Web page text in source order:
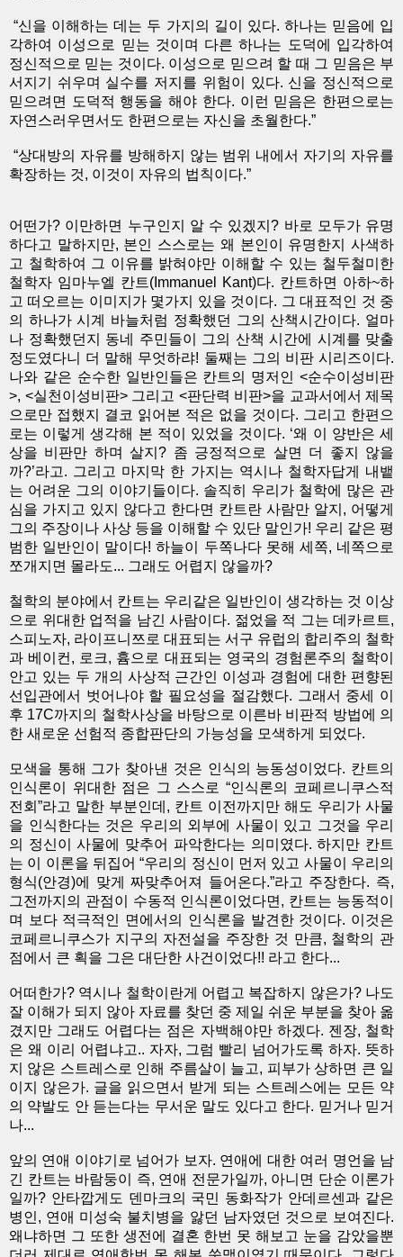
“신을 이해하는 데는 두 가지의 길이 있다. 하나는 믿음에 입
각하여 이성으로 믿는 것이며 다른 하나는 도덕에 입각하여
정신적으로 믿는 것이다. 이성으로 믿으려 할 때 그 믿음은 부
서지기 쉬우며 실수를 저지를 위험이 있다. 신을 정신적으로
믿으려면 도덕적 행동을 해야 한다. 이런 믿음은 한편으로는
자연스러우면서도 한편으로는 자신을 초월한다.”
“상대방의 자유를 방해하지 않는 범위 내에서 자기의 자유를
확장하는 것, 이것이 자유의 법칙이다.”
어떤가? 이만하면 누구인지 알 수 있겠지? 바로 모두가 유명
하다고 말하지만, 본인 스스로는 왜 본인이 유명한지 사색하
고 철학하여 그 이유를 밝혀야만 이해할 수 있는 철두철미한
철학자 임마누엘 칸트(Immanuel Kant)다. 칸트하면 아하~하
고 떠오르는 이미지가 몇가지 있을 것이다. 그 대표적인 것 중
의 하나가 시계 바늘처럼 정확했던 그의 산책시간이다. 얼마
나 정확했던지 동네 주민들이 그의 산책 시간에 시계를 맞출
정도였다니 더 말해 무엇하랴! 둘째는 그의 비판 시리즈이다.
나와 같은 순수한 일반인들은 칸트의 명저인 <순수이성비판
>, <실천이성비판> 그리고 <판단력 비판>을 교과서에서 제목
으로만 접했지 결코 읽어본 적은 없을 것이다. 그리고 한편으
로는 이렇게 생각해 본 적이 있었을 것이다. ‘왜 이 양반은 세
상을 비판만 하며 살지? 좀 긍정적으로 살면 더 좋지 않을
까?’라고. 그리고 마지막 한 가지는 역시나 철학자답게 내뱉
는 어려운 그의 이야기들이다. 솔직히 우리가 철학에 많은 관
심을 가지고 있지 않다고 한다면 칸트란 사람만 알지, 어떻게
그의 주장이나 사상 등을 이해할 수 있단 말인가! 우리 같은 평
범한 일반인이 말이다! 하늘이 두쪽나다 못해 세쪽, 네쪽으로
쪼개지면 몰라도... 그래도 어렵지 않을까?
철학의 분야에서 칸트는 우리같은 일반인이 생각하는 것 이상
으로 위대한 업적을 남긴 사람이다. 젊었을 적 그는 데카르트,
스피노자, 라이프니쯔로 대표되는 서구 유럽의 합리주의 철학
과 베이컨, 로크, 흄으로 대표되는 영국의 경험론주의 철학이
안고 있는 두 개의 사상적 근간인 이성과 경험에 대한 편향된
선입관에서 벗어나야 할 필요성을 절감했다. 그래서 중세 이
후 17C까지의 철학사상을 바탕으로 이른바 비판적 방법에 의
한 새로운 선험적 종합판단의 가능성을 모색하게 되었다.
모색을 통해 그가 찾아낸 것은 인식의 능동성이었다. 칸트의
인식론이 위대한 점은 그 스스로 “인식론의 코페르니쿠스적
전회”라고 말한 부분인데, 칸트 이전까지만 해도 우리가 사물
을 인식한다는 것은 우리의 외부에 사물이 있고 그것을 우리
의 정신이 사물에 맞추어 파악한다는 의미였다. 하지만 칸트
는 이 이론을 뒤집어 “우리의 정신이 먼저 있고 사물이 우리의
형식(안경)에 맞게 짜맞추어져 들어온다.”라고 주장한다. 즉,
그전까지의 관점이 수동적 인식론이었다면, 칸트는 능동적이
며 보다 적극적인 면에서의 인식론을 발견한 것이다. 이것은
코페르니쿠스가 지구의 자전설을 주장한 것 만큼, 철학의 관
점에서 큰 획을 그은 대단한 사건이었다!! 라고 한다...
어떠한가? 역시나 철학이란게 어렵고 복잡하지 않은가? 나도
잘 이해가 되지 않아 자료를 찾던 중 제일 쉬운 부분을 찾아 옮
겼지만 그래도 어렵다는 점은 자백해야만 하겠다. 젠장, 철학
은 왜 이리 어렵냐고.. 자자, 그럼 빨리 넘어가도록 하자. 뜻하
지 않은 스트레스로 인해 주름살이 늘고, 피부가 상하면 큰 일
이지 않은가. 글을 읽으면서 받게 되는 스트레스에는 모든 약
의 약발도 안 듣는다는 무서운 말도 있다고 한다. 믿거나 믿거
나...
앞의 연애 이야기로 넘어가 보자. 연애에 대한 여러 명언을 남
긴 칸트는 바람둥이 즉, 연애 전문가일까, 아니면 단순 이론가
일까? 안타깝게도 덴마크의 국민 동화작가 안데르센과 같은
병인, 연애 미성숙 불치병을 앓던 남자였던 것으로 보여진다.
왜냐하면 그 또한 생전에 결혼 한번 못 해보고 눈을 감았을뿐